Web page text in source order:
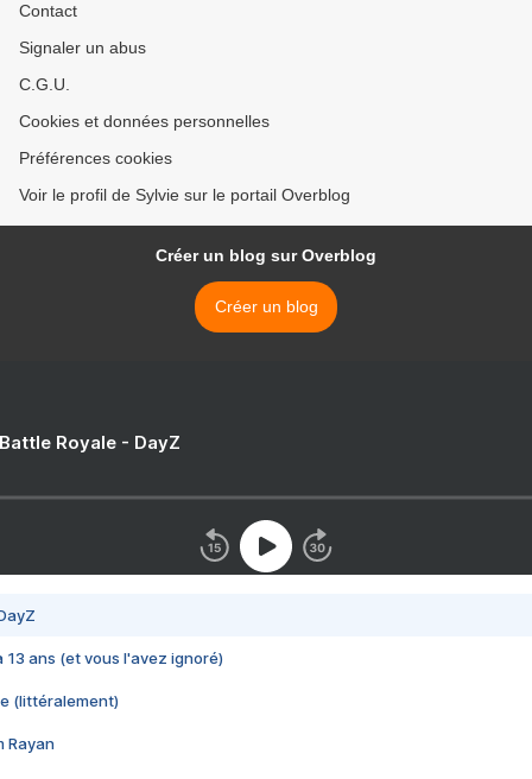
Contact
Signaler un abus
C.G.U.
Cookies et données personnelles
Préférences cookies
Voir le profil de Sylvie sur le portail Overblog
Créer un blog sur Overblog
Créer un blog
Royale - DayZ
13 ans (et vous l'avez ignoré)
(littéralement)
Rayan